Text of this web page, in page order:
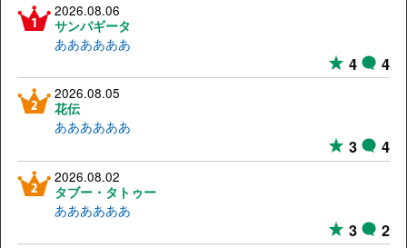
2026.08.06
サンパギータ
ああああああ
4 4
2026.08.05
花伝
ああああああ
3 4
2026.08.02
タブー・タトゥー
ああああああ
3 2